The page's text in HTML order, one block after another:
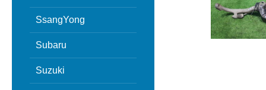
SsangYong
Subaru
Suzuki